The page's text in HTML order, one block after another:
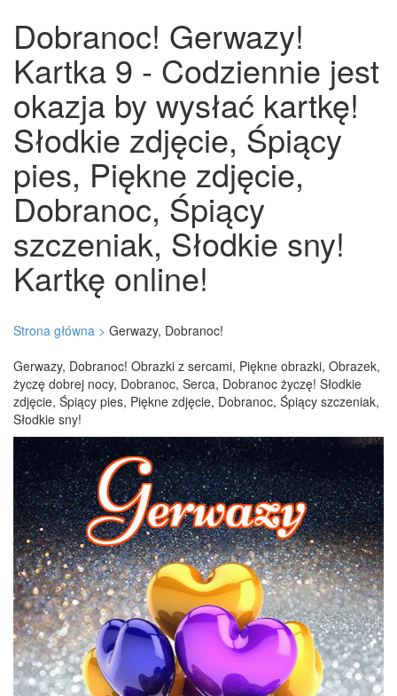
Dobranoc! Gerwazy!
Kartka 9 - Codziennie jest
okazja by wysłać kartkę!
Słodkie zdjęcie, Śpiący
pies, Piękne zdjęcie,
Dobranoc, Śpiący
szczeniak, Słodkie sny!
Kartkę online!
Strona główna > Gerwazy, Dobranoc!
Gerwazy, Dobranoc! Obrazki z sercami, Piękne obrazki, Obrazek,
życzę dobrej nocy, Dobranoc, Serca, Dobranoc życzę! Słodkie
zdjęcie, Śpiący pies, Piękne zdjęcie, Dobranoc, Śpiący szczeniak,
Słodkie sny!